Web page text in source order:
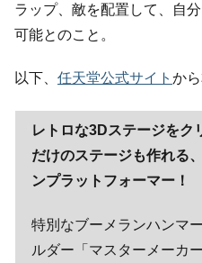
ラップ、敵を配置して、自
可能とのこと。
以下、 任天堂公式サイト か
レトロな3Dステージをク
だけのステージも作れる
ンプラットフォーマー！
特別なブーメランハンマ
ルダー「マスターメーカ